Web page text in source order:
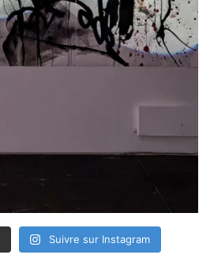
Suivre sur Instagram